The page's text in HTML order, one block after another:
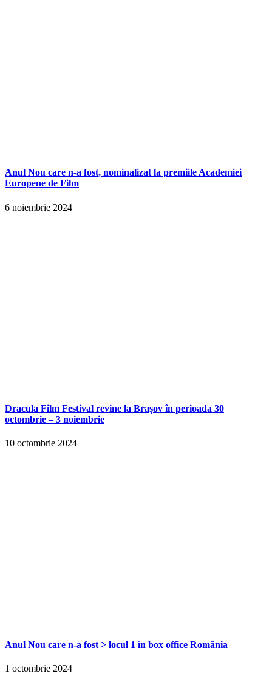
Anul Nou care n-a fost, nominalizat la premiile Academiei
Europene de Film
6 noiembrie 2024
Dracula Film Festival revine la Brașov în perioada 30
octombrie – 3 noiembrie
10 octombrie 2024
Anul Nou care n-a fost > locul 1 în box office România
1 octombrie 2024